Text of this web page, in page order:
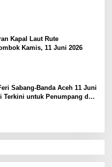
Kapal Laut Rute
Kamis, 11 Juni 2026
Sabang-Banda Aceh 11 Juni
Terkini untuk Penumpang dan